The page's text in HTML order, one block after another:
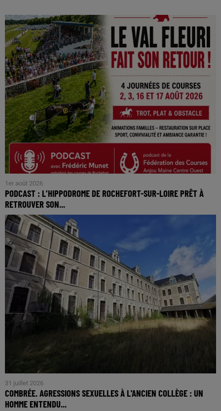
1er août 2026
PODCAST : L’HIPPODROME DE ROCHEFORT-SUR-LOIRE PRÊT À
RETROUVER SON...
31 juillet 2026
COMBRÉE. AGRESSIONS SEXUELLES À L'ANCIEN COLLÈGE : UN
HOMME ENTENDU...